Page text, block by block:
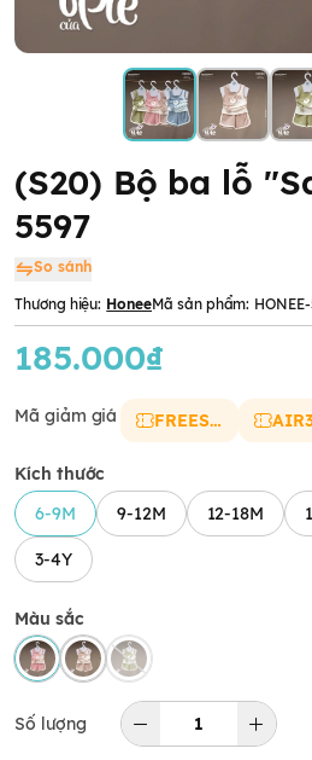
(S20) Bộ ba lỗ
5597
So sánh
Thương hiệu: HoneeMã sản phẩm:
185.000₫
Mã giảm giá FREESHIP
Kích thước
6-9M
9-12M 12-18M
3-4Y
Màu sắc
Số lượng